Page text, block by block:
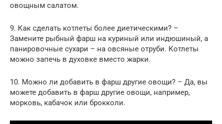
овощным салатом.
9. Как сделать котлеты более диетическими? –
Замените рыбный фарш на куриный или индюшиный, а
панировочные сухари – на овсяные отруби. Котлеты
можно запечь в духовке вместо жарки.
10. Можно ли добавить в фарш другие овощи? – Да, вы
можете добавить в фарш другие овощи, например,
морковь, кабачок или брокколи.